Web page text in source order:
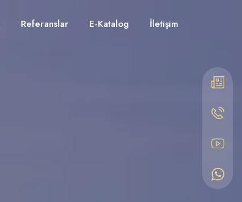
Referanslar E-Katalog İletişim